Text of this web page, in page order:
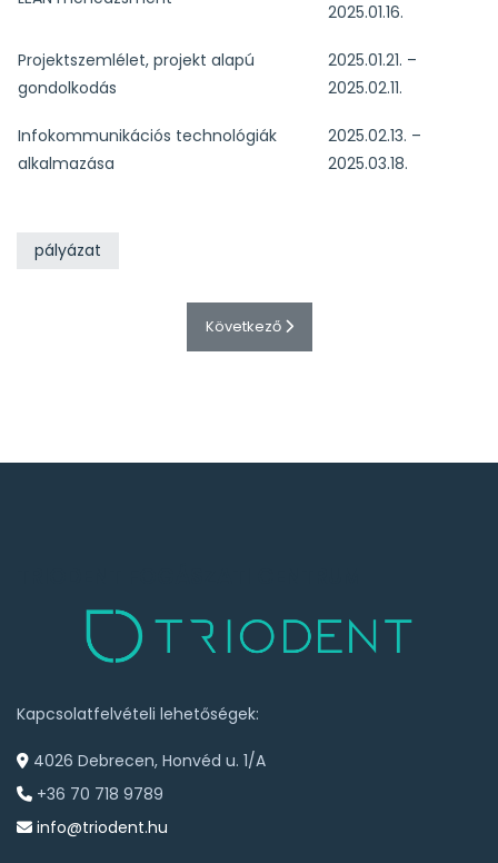
2025.01.16.
Projektszemlélet, projekt alapú
gondolkodás
2025.01.21. –
2025.02.11.
Infokommunikációs technológiák
alkalmazása
2025.02.13. –
2025.03.18.
pályázat
Következő cikk: MauEr-Dent Fogorvosi
Következő
Kapcsolatfelvételi lehetőségek:
4026 Debrecen, Honvéd u. 1/A
+36 70 718 9789
info@triodent.hu